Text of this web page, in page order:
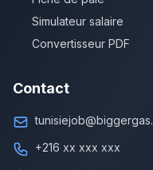
Simulateur salaire
Convertisseur PDF
Contact
+216 xx xxx xxx